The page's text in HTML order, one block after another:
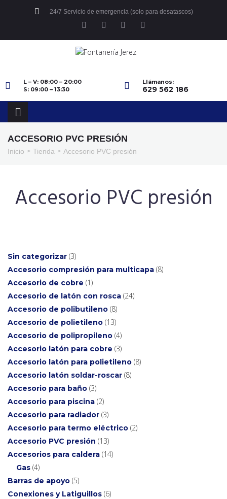
24/7 Servicio de emergencia (solo para desatascos)
L – V: 08:00 – 20:00
S: 09:00 – 13:30
Llámanos:
629 562 186
ACCESORIO PVC PRESIÓN
Inicio > Tienda > Accesorio PVC presión
Accesorio PVC presión
Sin categorizar 3
Accesorio compresión para multicapa 8
Accesorio de cobre 1
Accesorio de latón con rosca 24
Accesorio de polibutileno 8
Accesorio de polietileno 13
Accesorio de polipropileno 4
Accesorio latón para cobre 3
Accesorio latón para polietileno 8
Accesorio latón soldar-roscar 8
Accesorio para baño 3
Accesorio para piscina 2
Accesorio para radiador 3
Accesorio para termo eléctrico 2
Accesorio PVC presión 13
Accesorios para caldera 14
Gas 4
Barras de apoyo 5
Conexiones y Latiguillos 6